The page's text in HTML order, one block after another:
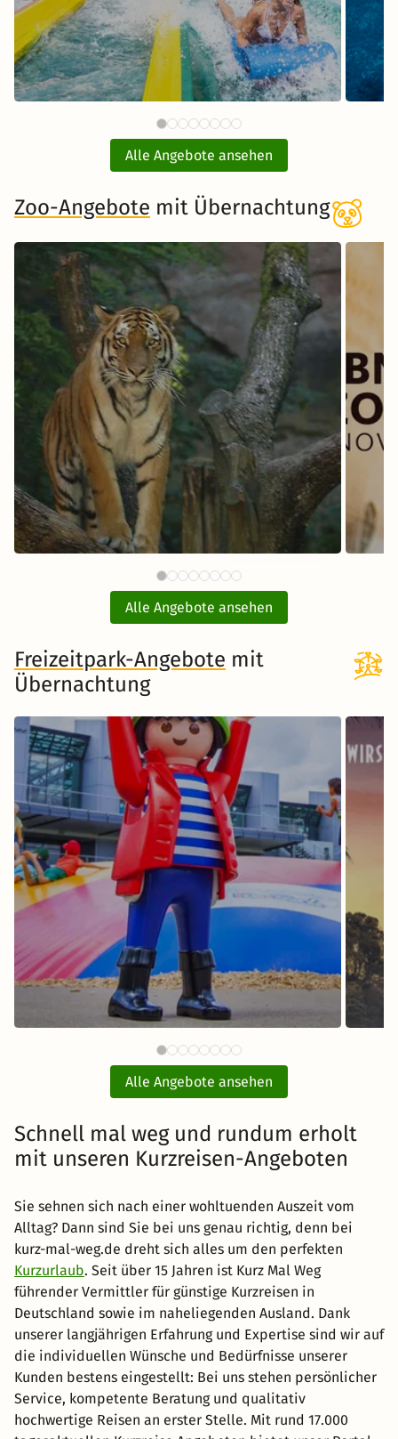
ab87 €
Therme Erding mit
Übernachtung
inkl. Übernachtung und Frühstück
Alle Angebote ansehen
Zoo-Angebote mit Übernachtung
ab59 €
Tiergarten Nürnberg mit Hotel
inkl. Übernachtung und Frühstück
Zum Angebot
Alle Angebote ansehen
Freizeitpark-Angebote mit
Übernachtung
ab64 €
PLAYMOBIL®-FunPark mit Hotel
und Eintritt
inkl. Übernachtung und Frühstück
Zum Angebot
Alle Angebote ansehen
Schnell mal weg und rundum erholt
mit unseren Kurzreisen-Angeboten
Sie sehnen sich nach einer wohltuenden Auszeit vom
Alltag? Dann sind Sie bei uns genau richtig, denn bei
kurz-mal-weg.de dreht sich alles um den perfekten
Kurzurlaub. Seit über 15 Jahren ist Kurz Mal Weg
führender Vermittler für günstige Kurzreisen in
Deutschland sowie im naheliegenden Ausland. Dank
unserer langjährigen Erfahrung und Expertise sind wir auf
die individuellen Wünsche und Bedürfnisse unserer
Kunden bestens eingestellt: Bei uns stehen persönlicher
Service, kompetente Beratung und qualitativ
hochwertige Reisen an erster Stelle. Mit rund 17.000